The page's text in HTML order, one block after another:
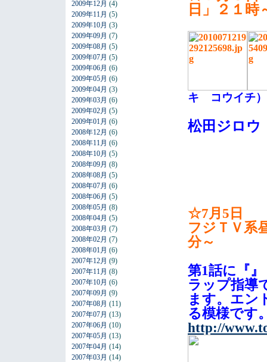
2009年12月 (4)
2009年11月 (5)
2009年10月 (3)
2009年09月 (7)
2009年08月 (5)
2009年07月 (5)
2009年06月 (6)
2009年05月 (6)
2009年04月 (3)
2009年03月 (6)
2009年02月 (5)
2009年01月 (6)
2008年12月 (6)
2008年11月 (6)
2008年10月 (5)
2008年09月 (8)
2008年08月 (5)
2008年07月 (6)
2008年06月 (5)
2008年05月 (8)
2008年04月 (5)
2008年03月 (7)
2008年02月 (7)
2008年01月 (6)
2007年12月 (9)
2007年11月 (8)
2007年10月 (6)
2007年09月 (9)
2007年08月 (11)
2007年07月 (13)
2007年06月 (10)
2007年05月 (13)
2007年04月 (14)
2007年03月 (14)
日」２１時
キ コウイチ）
松田ジロウ
☆7月5日
フジＴＶ系
分～
第1話に『
ラップ指導
ます。エン
る模様です
http://